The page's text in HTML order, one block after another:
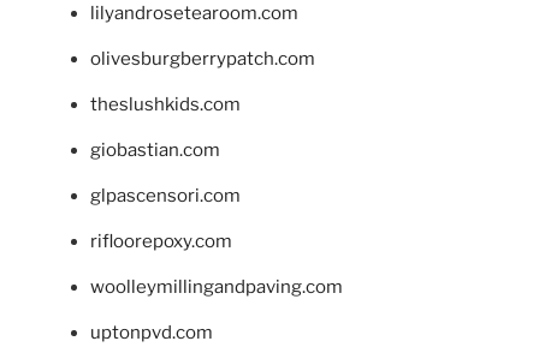
lilyandrosetearoom.com
olivesburgberrypatch.com
theslushkids.com
giobastian.com
glpascensori.com
rifloorepoxy.com
woolleymillingandpaving.com
uptonpvd.com